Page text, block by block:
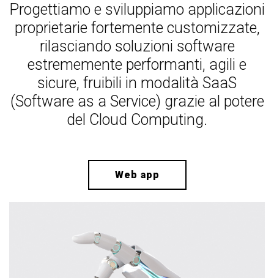
Progettiamo e sviluppiamo applicazioni
proprietarie fortemente customizzate,
rilasciando soluzioni software
estrememente performanti, agili e
sicure, fruibili in modalità SaaS
(Software as a Service) grazie al potere
del Cloud Computing.
Web app